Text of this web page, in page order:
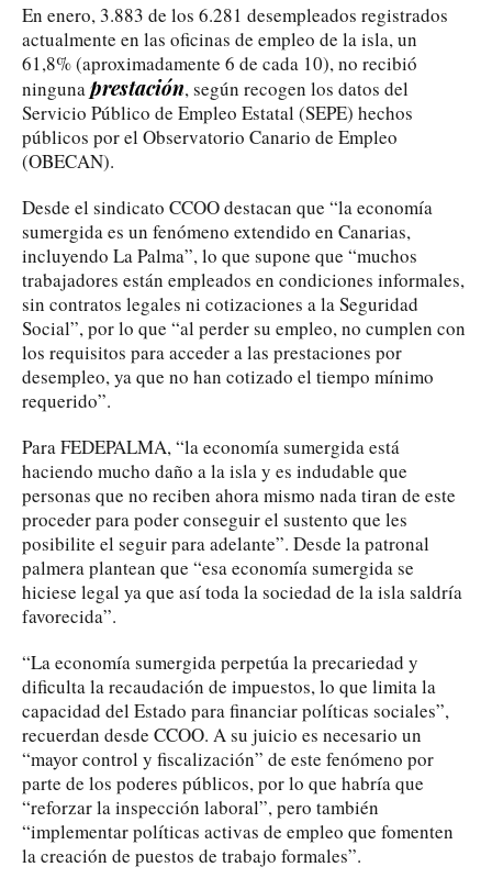
En enero, 3.883 de los 6.281 desempleados registrados
actualmente en las oficinas de empleo de la isla, un
61,8% (aproximadamente 6 de cada 10), no recibió
ninguna prestación, según recogen los datos del
Servicio Público de Empleo Estatal (SEPE) hechos
públicos por el Observatorio Canario de Empleo
(OBECAN).
Desde el sindicato CCOO destacan que “la economía
sumergida es un fenómeno extendido en Canarias,
incluyendo La Palma”, lo que supone que “muchos
trabajadores están empleados en condiciones informales,
sin contratos legales ni cotizaciones a la Seguridad
Social”, por lo que “al perder su empleo, no cumplen con
los requisitos para acceder a las prestaciones por
desempleo, ya que no han cotizado el tiempo mínimo
requerido”.
Para FEDEPALMA, “la economía sumergida está
haciendo mucho daño a la isla y es indudable que
personas que no reciben ahora mismo nada tiran de este
proceder para poder conseguir el sustento que les
posibilite el seguir para adelante”. Desde la patronal
palmera plantean que “esa economía sumergida se
hiciese legal ya que así toda la sociedad de la isla saldría
favorecida”.
“La economía sumergida perpetúa la precariedad y
dificulta la recaudación de impuestos, lo que limita la
capacidad del Estado para financiar políticas sociales”,
recuerdan desde CCOO. A su juicio es necesario un
“mayor control y fiscalización” de este fenómeno por
parte de los poderes públicos, por lo que habría que
“reforzar la inspección laboral”, pero también
“implementar políticas activas de empleo que fomenten
la creación de puestos de trabajo formales”.